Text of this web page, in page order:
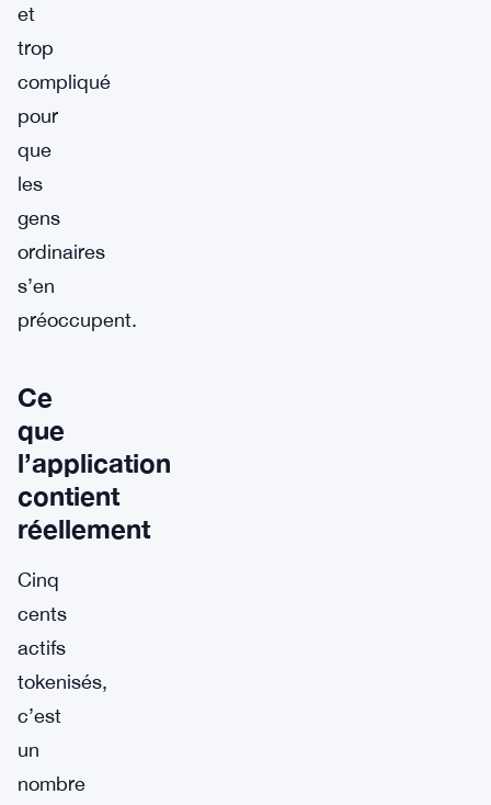
et
trop
compliqué
pour
que
les
gens
ordinaires
s’en
préoccupent.
Ce
que
l’application
contient
réellement
Cinq
cents
actifs
tokenisés,
c’est
un
nombre